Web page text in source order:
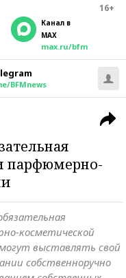
16+
Канал в
MAX
max.ru/bfm
BFMnews
парфюмерно-
косметической
выставлять свой
собственноручно